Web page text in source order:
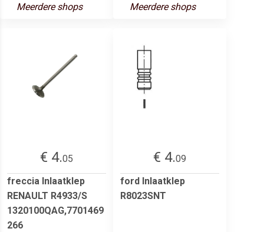
Meerdere shops Meerdere shops
€ 4.05
freccia Inlaatklep
RENAULT R4933/S
1320100QAG,7701469
266
€ 4.09
ford Inlaatklep
R8023SNT